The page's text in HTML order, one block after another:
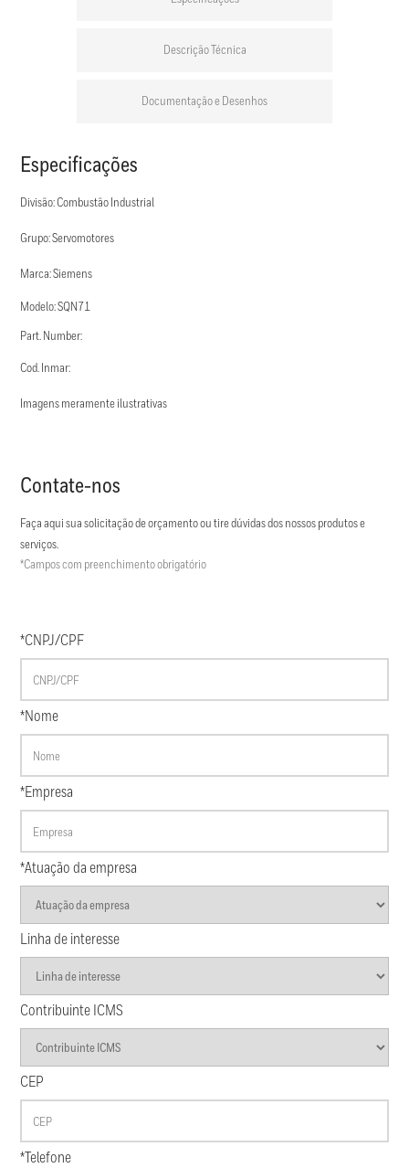
Descrição Técnica
Documentação e Desenhos
Especificações
Divisão: Combustão Industrial
Grupo: Servomotores
Marca: Siemens
Modelo: SQN71
Part. Number:
Cod. Inmar:
Imagens meramente ilustrativas
Contate-nos
Faça aqui sua solicitação de orçamento ou tire dúvidas dos nossos produtos e
serviços.
*Campos com preenchimento obrigatório
*CNPJ/CPF
*Nome
*Empresa
*Atuação da empresa
Linha de interesse
Contribuinte ICMS
CEP
*Telefone